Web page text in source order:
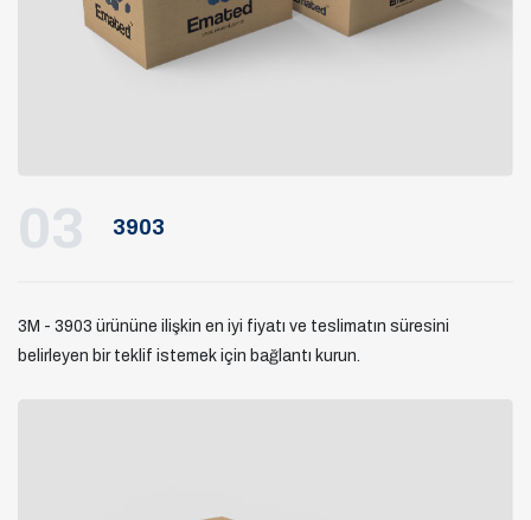
03 3903
3M - 3903 ürününe ilişkin en iyi fiyatı ve teslimatın süresini
belirleyen bir teklif istemek için bağlantı kurun.